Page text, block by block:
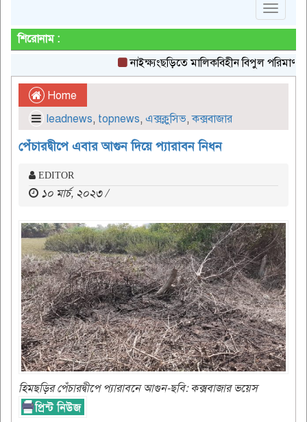
Toggle
শিরোনাম :
নাইক্ষ্যংছড়িতে মালিকবিহীন বিপুল পরিমাণ ইয়াবা
Home
leadnews, topnews, এক্সক্লুসিভ,কক্সবাজার
পেঁচারদ্বীপে এবার আগুন দিয়ে প্যারাবন নিধন
EDITOR
১০ মার্চ, ২০২৩ /
হিমছড়ির পেঁচারদ্বীপে প্যারাবনে আগুন-ছবি: কক্সবাজার ভয়েস